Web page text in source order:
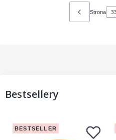
Strona
Bestsellery
BESTSELLER